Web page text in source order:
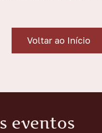
Voltar ao Início
eventos